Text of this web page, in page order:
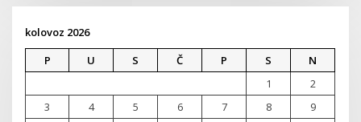
kolovoz 2026
P
U S Č P S
N
1
2
3
4 5 6 7 8
9